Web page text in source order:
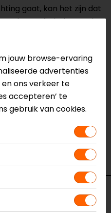
gaat, kan het zijn dat
nodig hebt om de
over dit product?
op of kom langs in één
aan den IJssel,
In de winkels kun je
en staan onze
je klaar met advies.
jouw browse-ervaring
advertenties
ons verkeer te
accepteren’ te
gebruik van cookies.